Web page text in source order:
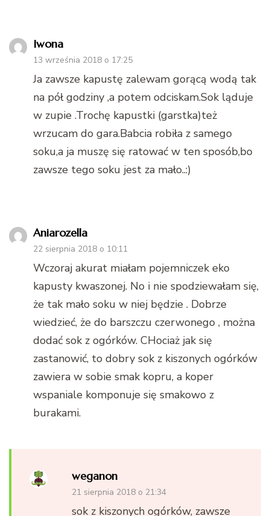
Iwona
13 września 2018 o 17:25
Ja zawsze kapustę zalewam gorącą wodą tak
na pół godziny ,a potem odciskam.Sok ląduje
w zupie .Trochę kapustki (garstka)też
wrzucam do gara.Babcia robiła z samego
soku,a ja muszę się ratować w ten sposób,bo
zawsze tego soku jest za mało..:)
Aniarozella
22 sierpnia 2018 o 10:11
Wczoraj akurat miałam pojemniczek eko
kapusty kwaszonej. No i nie spodziewałam się,
że tak mało soku w niej będzie . Dobrze
wiedzieć, że do barszczu czerwonego , można
dodać sok z ogórków. CHociaż jak się
zastanowić, to dobry sok z kiszonych ogórków
zawiera w sobie smak kopru, a koper
wspaniale komponuje się smakowo z
burakami.
weganon
21 sierpnia 2018 o 21:34
sok z kiszonych ogórków, zawsze